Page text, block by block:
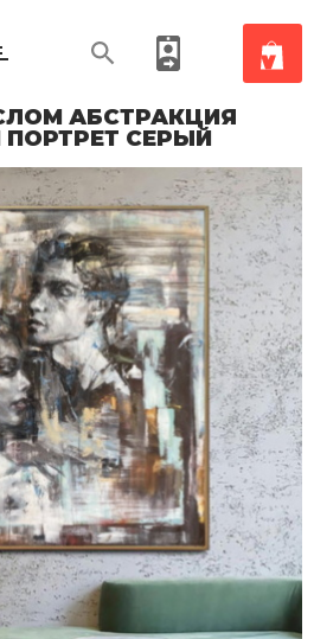
АБСТРАКЦИЯ
СЕРЫЙ